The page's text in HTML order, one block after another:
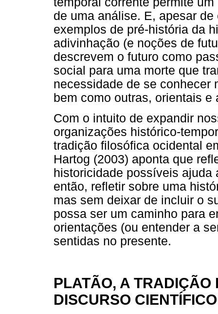
de uma análise. E, apesar
exemplos de pré-história da
adivinhação (e noções de
descrevem o futuro como
social para uma morte que
necessidade de se conhecer
bem como outras, orientais e
Com o intuito de expandir
organizações histórico-
tradição filosófica ocidental
Hartog (2003) aponta que
historicidade possíveis ajuda
então, refletir sobre uma
mas sem deixar de incluir o
possa ser um caminho para
orientações (ou entender a
sentidas no presente.
PLATÃO, A TRADIÇÃO
DISCURSO